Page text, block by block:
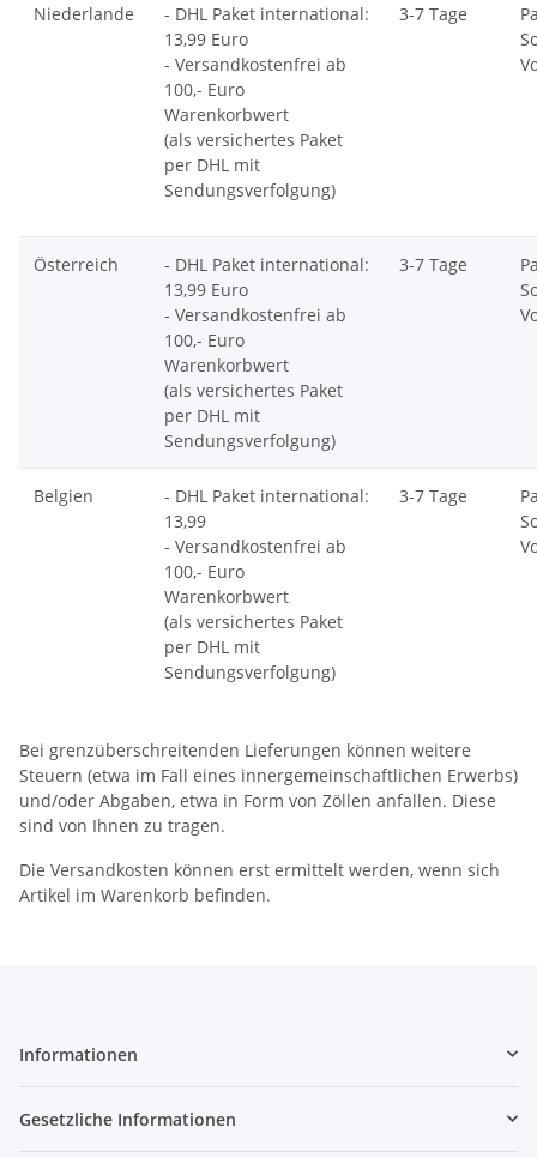
Niederlande
- DHL Paket international:
13,99 Euro
- Versandkostenfrei ab
100,- Euro
Warenkorbwert
(als versichertes Paket
per DHL mit
Sendungsverfolgung)
3-7 Tage
Österreich
- DHL Paket international:
13,99 Euro
- Versandkostenfrei ab
100,- Euro
Warenkorbwert
(als versichertes Paket
per DHL mit
Sendungsverfolgung)
3-7 Tage
Belgien
- DHL Paket international:
13,99
- Versandkostenfrei ab
100,- Euro
Warenkorbwert
(als versichertes Paket
per DHL mit
Sendungsverfolgung)
3-7 Tage
Bei grenzüberschreitenden Lieferungen können weitere
Steuern (etwa im Fall eines innergemeinschaftlichen Erwerbs)
und/oder Abgaben, etwa in Form von Zöllen anfallen. Diese
sind von Ihnen zu tragen.
Die Versandkosten können erst ermittelt werden, wenn sich
Artikel im Warenkorb befinden.
Informationen
Gesetzliche Informationen